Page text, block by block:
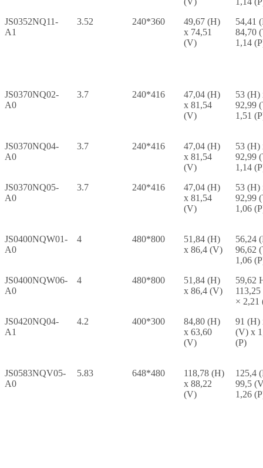
JS0352NQ11-
A1
3.52 240*360
49,67 (H)
x 74,51
(V)
54,41
84,70
1,14
JS0370NQ02-
A0
3.7 240*416
47,04 (H)
x 81,54
(V)
53 (H)
92,99
1,51
JS0370NQ04-
A0
3.7 240*416
47,04 (H)
x 81,54
(V)
53 (H)
92,99
1,14
JS0370NQ05-
A0
3.7 240*416
47,04 (H)
x 81,54
(V)
53 (H)
92,99
1,06
JS0400NQW01-
A0
4 480*800
51,84 (H)
x 86,4 (V)
56,24
96,62
1,06
JS0400NQW06-
A0
4 480*800
51,84 (H)
x 86,4 (V)
59,62
× 2,21
JS0420NQ04-
A1
4.2 400*300
84,80 (H)
x 63,60
(V)
91 (H)
(V) x
(P)
JS0583NQV05-
A0
5.83 648*480
118,78 (H)
x 88,22
(V)
125,4
99,5
1,26